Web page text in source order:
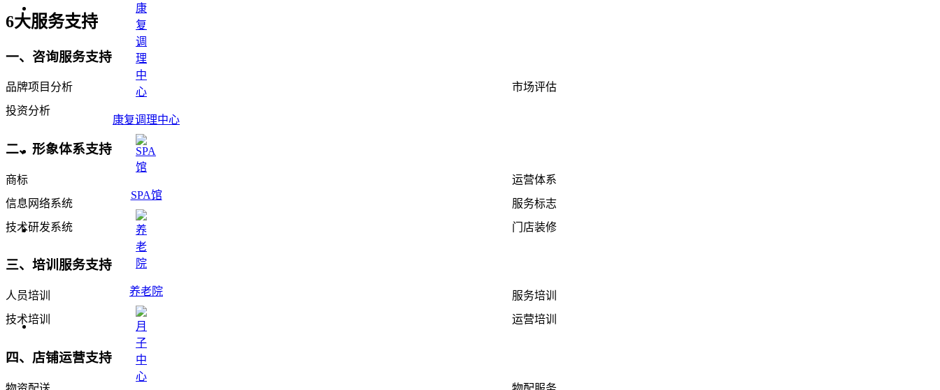
康复调理中心
SPA馆
养老院
6大服务支持
一、咨询服务支持
品牌项目分析
市场评估
投资分析
二、形象体系支持
商标
运营体系
信息网络系统
服务标志
技术研发系统
门店装修
三、培训服务支持
人员培训
服务培训
技术培训
运营培训
四、店铺运营支持